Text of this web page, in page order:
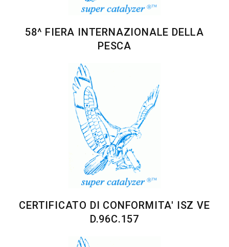
58^ FIERA INTERNAZIONALE DELLA
PESCA
CERTIFICATO DI CONFORMITA' ISZ VE
D.96C.157